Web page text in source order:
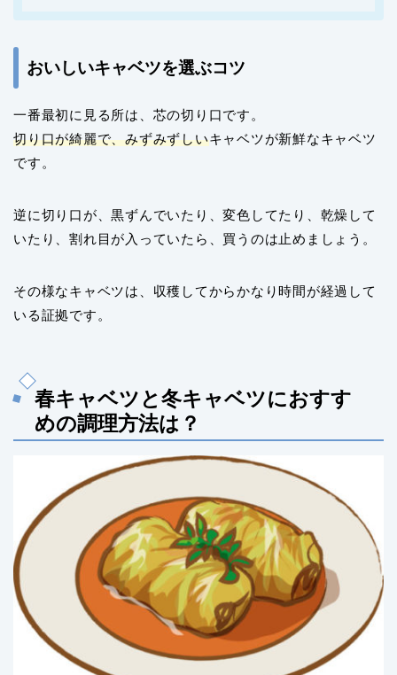
おいしいキャベツを選ぶコツ
一番最初に見る所は、芯の切り口です。
切り口が綺麗で、みずみずしいキャベツが新鮮なキャベツ
です。
逆に切り口が、黒ずんでいたり、変色してたり、乾燥して
いたり、割れ目が入っていたら、買うのは止めましょう。
その様なキャベツは、収穫してからかなり時間が経過して
いる証拠です。
春キャベツと冬キャベツにおすす
めの調理方法は？